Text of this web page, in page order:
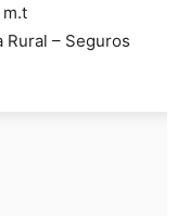
m.t
Rural – Seguros